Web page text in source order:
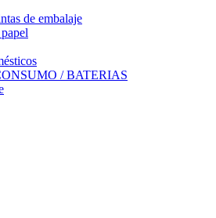
de embalaje
/ BATERIAS